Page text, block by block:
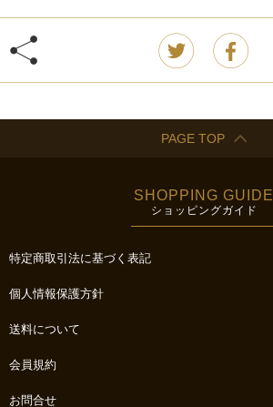
PAGE TOP
SHOPPING GUIDE
ショッピングガイド
特定商取引法に基づく表記
個人情報保護方針
送料について
会員規約
お問合せ